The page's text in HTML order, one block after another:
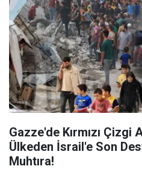
Gazze'de Kırmızı Çizgi
Ülkeden İsrail'e Son
Muhtıra!